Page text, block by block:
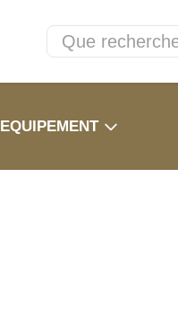
EQUIPEMENT